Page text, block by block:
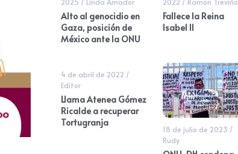
Alto al genocidio en
Gaza, posición de
México ante la ONU
Fallece la Reina
Isabel II
4 de abril de 2022 /
Editor
Llama Atenea Gómez
Ricalde a recuperar
Tortugranja
18 de julio de 2023 /
Rudy